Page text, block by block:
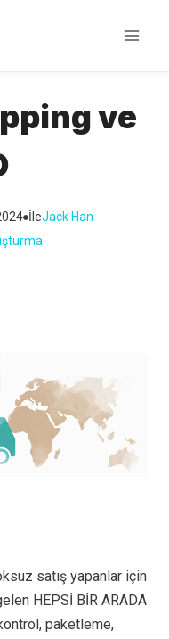
ve
İleJack Han
satış yapanlar için
HEPSİ BİR ARADA
paketleme,